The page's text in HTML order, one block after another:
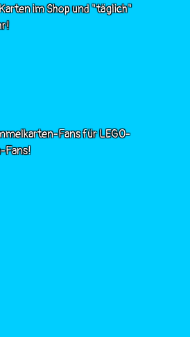
im Shop und "täglich"
Fans für LEGO-
Fans!